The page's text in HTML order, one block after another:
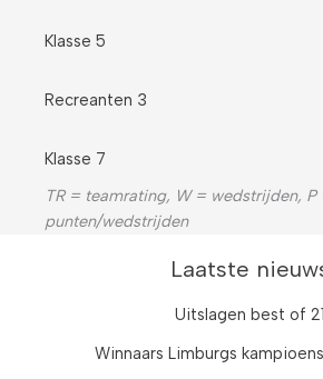
Klasse 5
Recreanten 3
Klasse 7
TR = teamrating, W = wedstrijden,
punten/wedstrijden
Laatste
Uitslagen best of 21
Winnaars Limburgs